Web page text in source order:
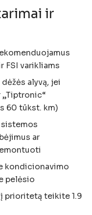
ir
FSI varikliams
alyvą, jei
60 tūkst. km)
ar
kondicionavimo
pelėsio
prioritetą teikite 1.9